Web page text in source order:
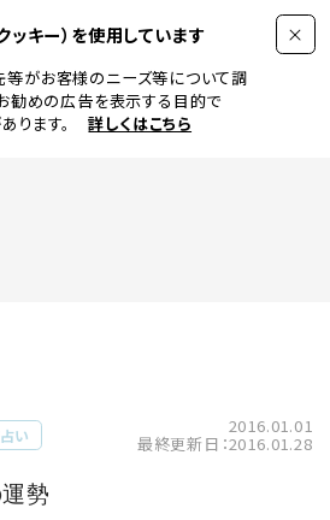
キー）を使用しています
等がお客様のニーズ等について調
勧めの広告を表示する目的で
ます。
詳しくはこちら
い 2016.01.01
最終更新日：2016.01.28
勢